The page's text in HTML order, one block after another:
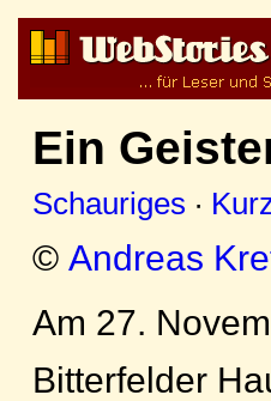
Ein
Schauriges ·
© Andreas
Am 27.
Bitterfelder